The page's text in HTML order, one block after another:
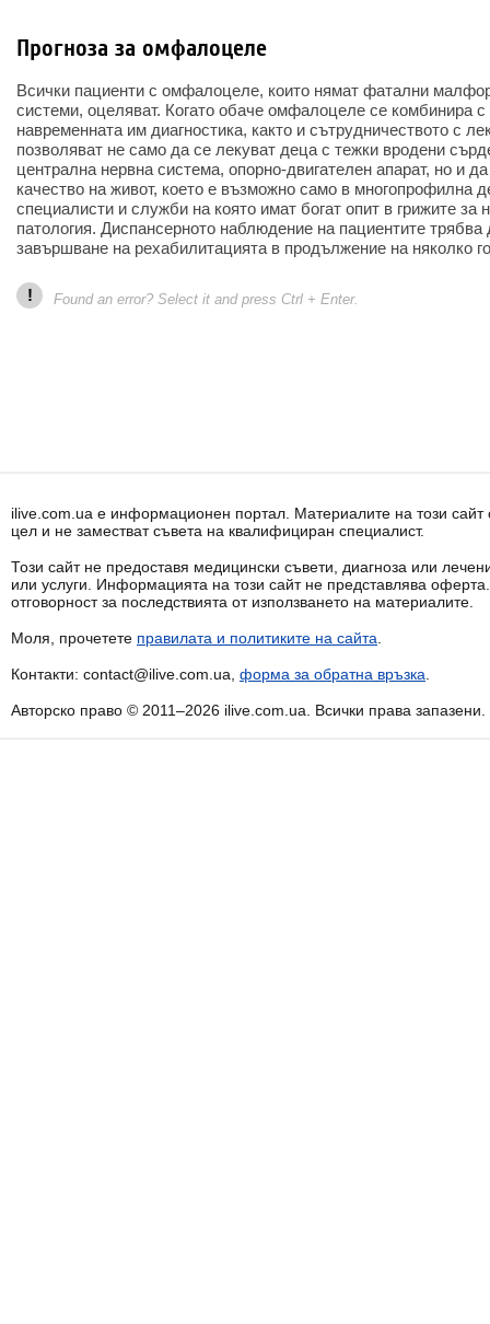
Прогноза за омфалоцеле
Всички пациенти с омфалоцеле, които нямат фатални
системи, оцеляват. Когато обаче омфалоцеле се комбинира
навременната им диагностика, както и сътрудничеството с
позволяват не само да се лекуват деца с тежки вродени
централна нервна система, опорно-двигателен апарат, но и
качество на живот, което е възможно само в многопрофилна
специалисти и служби на която имат богат опит в грижите за
патология. Диспансерното наблюдение на пациентите
завършване на рехабилитацията в продължение на няколко
! Found an error? Select it and press Ctrl + Enter.
ilive.com.ua е информационен портал. Материалите на този
цел и не заместват съвета на квалифициран специалист.
Този сайт не предоставя медицински съвети, диагноза или
или услуги. Информацията на този сайт не представлява
отговорност за последствията от използването на материалите.
Моля, прочетете правилата и политиките на сайта
Контакти: contact@ilive.com.ua, форма за обратна връзка
Авторско право © 2011–2026 ilive.com.ua. Всички права запазени.